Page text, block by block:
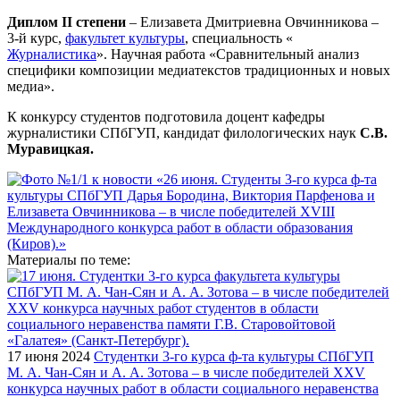
Диплом II степени – Елизавета Дмитриевна Овчинникова –
3-й курс, факультет культуры, специальность «
Журналистика». Научная работа «Сравнительный анализ
специфики композиции медиатекстов традиционных и новых
медиа».
К конкурсу студентов подготовила доцент кафедры
журналистики СПбГУП, кандидат филологических наук С.В.
Муравицкая.
Материалы по теме:
17 июня 2024 Студентки 3-го курса ф-та культуры СПбГУП
М. А. Чан-Сян и А. А. Зотова – в числе победителей ХХV
конкурса научных работ в области социального неравенства